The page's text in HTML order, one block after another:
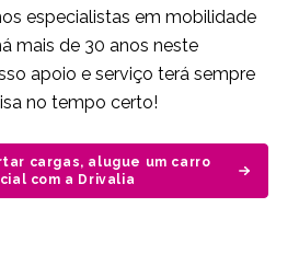
especialistas em mobilidade
mais de 30 anos neste
apoio e serviço terá sempre
no tempo certo!
cargas, alugue um carro
com a Drivalia